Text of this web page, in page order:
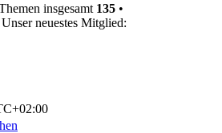
insgesamt 135 •
Unser neuestes Mitglied: